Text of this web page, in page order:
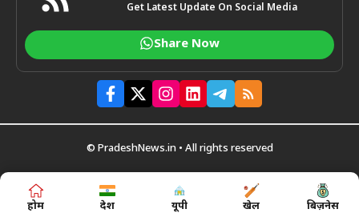
Get Latest Update On Social Media
Share Now
© PradeshNews.in • All rights reserved
होम देश यूपी खेल बिज़नेस